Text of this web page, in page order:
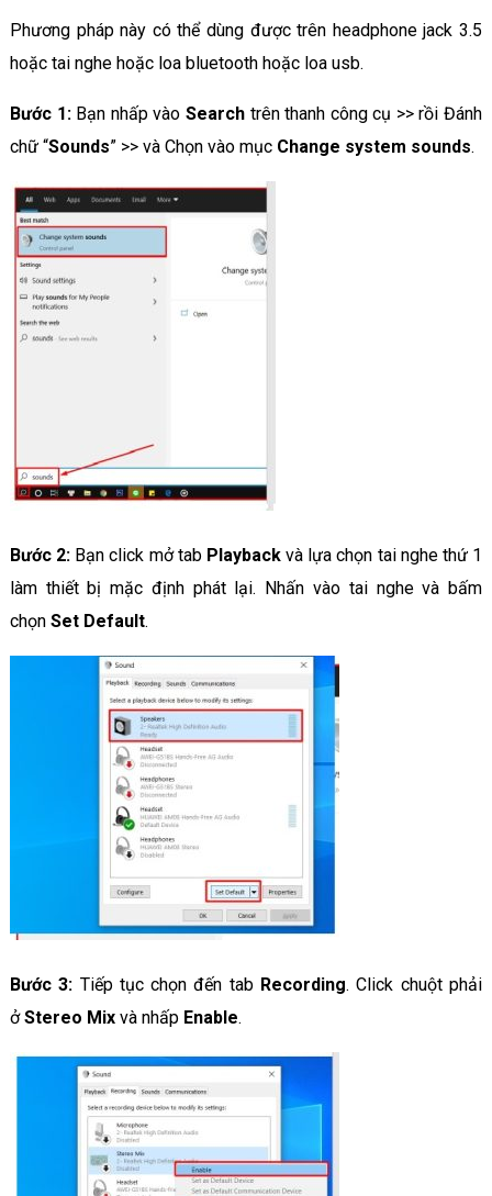
Phương pháp này có thể dùng được trên headphone jack 3.5
hoặc tai nghe hoặc loa bluetooth hoặc loa usb.
Bước 1: Bạn nhấp vào Search trên thanh công cụ >> rồi Đánh
chữ “Sounds” >> và Chọn vào mục Change system sounds.
Bước 2: Bạn click mở tab Playbackvà lựa chọn tai nghe thứ 1
làm thiết bị mặc định phát lại. Nhấn vào tai nghe và bấm
chọn Set Default.
Bước 3: Tiếp tục chọn đến tab Recording. Click chuột phải
ởStereo Mix và nhấp Enable.